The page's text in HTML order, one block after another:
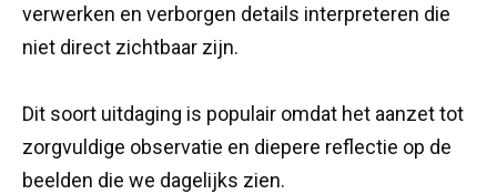
verwerken en verborgen details interpreteren die
niet direct zichtbaar zijn.
Dit soort uitdaging is populair omdat het aanzet tot
zorgvuldige observatie en diepere reflectie op de
beelden die we dagelijks zien.